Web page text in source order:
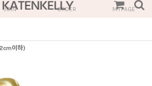
JOIN ORDER MYPAGE
이하)